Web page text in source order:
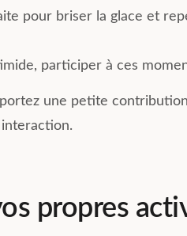
pour briser la glace et
participer à ces
une petite
propres